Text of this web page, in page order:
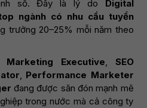
số. Đây là lý do Digital
ngành có nhu cầu tuyển
trưởng 20–25% mỗi năm theo
Marketing Executive, SEO
, Performance Marketer
đang được săn đón mạnh mẽ
trong nước mà cả công ty